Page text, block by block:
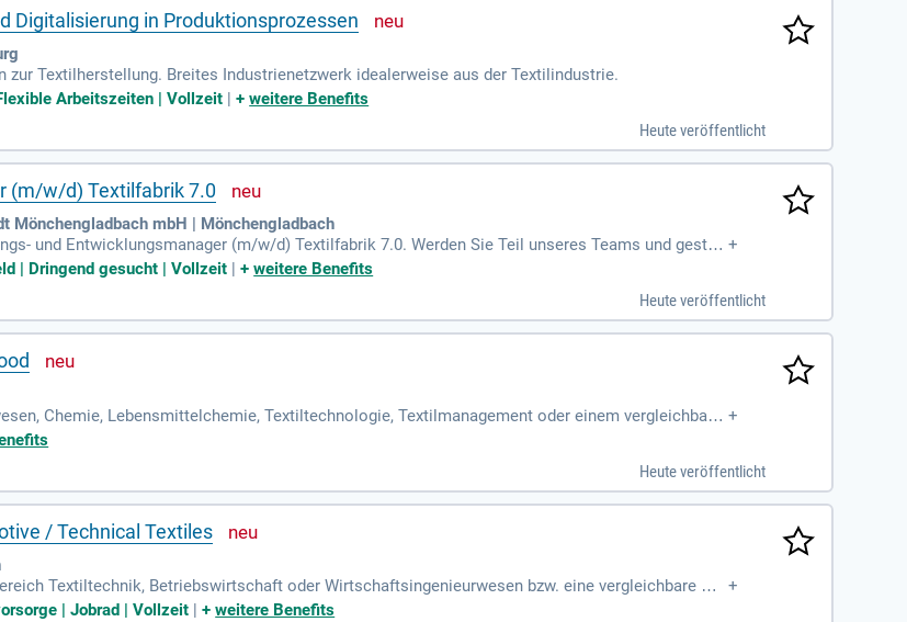
Digitalisierung in Produktionsprozessen
zur Textilherstellung. Breites Industrienetzwerk idealerweise aus der Textilindustrie.
Arbeitszeiten | Vollzeit |+weitere Benefits
Heute veröffentlicht
(m/w/d) Textilfabrik 7.0
Mönchengladbach mbH | Mönchengladbach
und Entwicklungsmanager (m/w/d) Textilfabrik 7.0. Werden Sie Teil unseres Teams und gestalt
in Mönchengladbach mit.
+
| Dringend gesucht | Vollzeit |+weitere Benefits
Heute veröffentlicht
Chemie, Lebensmittelchemie, Textiltechnologie, Textilmanagement oder einem vergleichbare
Sehr gute Englischkenntnisse.
+
Heute veröffentlicht
/ Technical Textiles
Textiltechnik, Betriebswirtschaft oder Wirtschaftsingenieurwesen bzw. eine vergleichbare Qu
idealerweise von Textilien oder textilen Halbzeugen; Ausgeprägte
+
| Jobrad | Vollzeit |+weitere Benefits